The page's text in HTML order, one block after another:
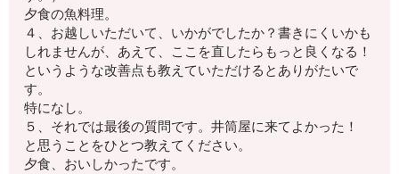
夕食の魚料理。
４、お越しいただいて、いかがでしたか？書きにくいかも
しれませんが、 あえて、ここを直したらもっと良くなる！
というような改善点も教えていただけるとありがたいで
す。
特になし。
５、それでは最後の質問です。井筒屋に来てよかった！
と思うことをひとつ教えてください。
夕食、おいしかったです。